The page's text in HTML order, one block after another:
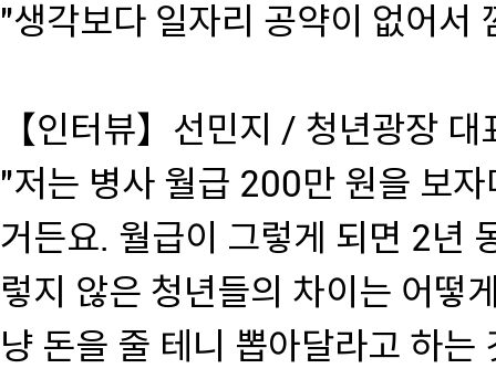
"생각보다 일자리 공약이 없어서
【인터뷰】선민지 / 청년광장 대
"저는 병사 월급 200만 원을 보
거든요. 월급이 그렇게 되면 2년
렇지 않은 청년들의 차이는 어떻
냥 돈을 줄 테니 뽑아달라고 하는